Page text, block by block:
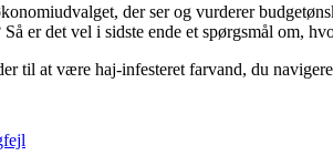
der ser og vurderer
Så er det vel i sidste ende et spørgsmål om,
til at være haj-infesteret farvand, du